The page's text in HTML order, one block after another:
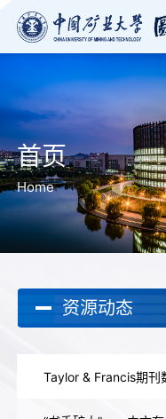
首页
Home
资源动态
Taylor & Francis期刊